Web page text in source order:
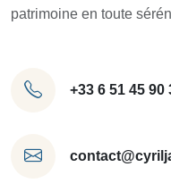
patrimoine en toute
+33 6 51 45